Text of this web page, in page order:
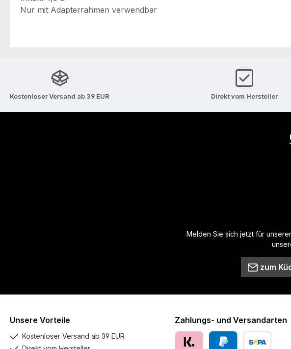
Nur mit Adapterrahmen verwendbar
Kostenloser Versand ab 39 EUR Direkt vom Hersteller
Melden Sie sich jetzt für
zum
Unsere Vorteile
Kostenloser Versand ab 39 EUR
Zahlungs- und Versandarten